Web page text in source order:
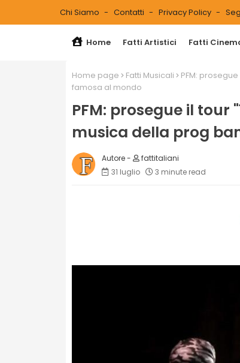
Chi Siamo Contatti Privacy Policy
Home Fatti Artistici Fatti
Home page Fatti Musicali
PFM:
famosa al mondo
PFM: prosegue il tour
musica della prog
fattitaliani
31 luglio
3 minute read